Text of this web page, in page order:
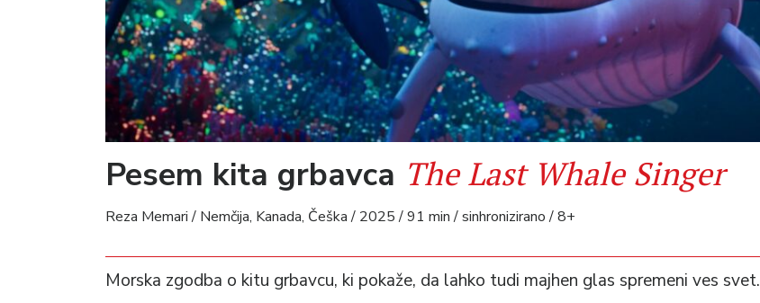
Pesem kita grbavca The Last Whale Singer
Reza Memari / Nemčija, Kanada, Češka / 2025 / 91 min / sinhronizirano / 8+
Morska zgodba o kitu grbavcu, ki pokaže, da lahko tudi majhen glas spremeni ves svet.